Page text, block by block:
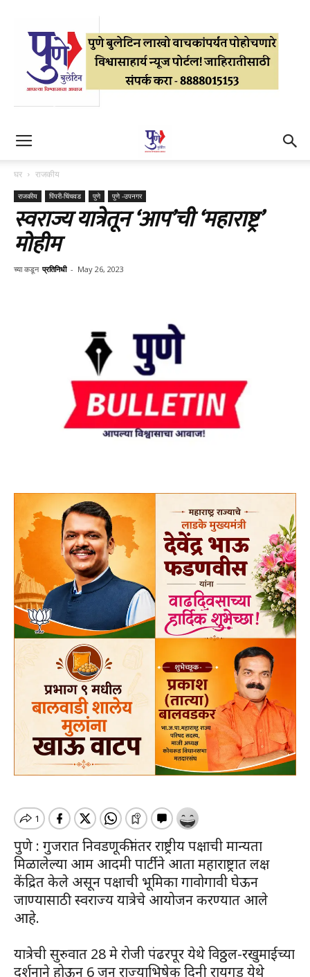
घर राजकीय
राजकीय पिंपरी-चिंचवड पुणे पुणे -उपनगर
स्वराज्य यात्रेतून ‘आप’ची ‘महाराष्ट्र’
मोहीम
च्या कडून प्रतिनिधी - May 26, 2023
पुणे : गुजरात निवडणूकीनंतर राष्ट्रीय पक्षाची मान्यता
मिळालेल्या आम आदमी पार्टीने आता महाराष्ट्रात लक्ष
केंद्रित केले असून पक्षाची भूमिका गावोगावी घेऊन
जाण्यासाठी स्वराज्य यात्रेचे आयोजन करण्यात आले
आहे.
यात्रेची सुरुवात 28 मे रोजी पंढरपूर येथे विठ्ठल-रखुमाईच्या
दर्शनाने होऊन 6 जून राज्याभिषेक दिनी रायगड येथे